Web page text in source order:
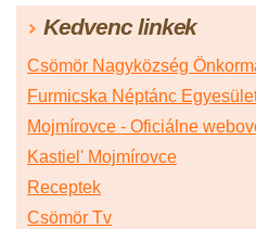
Kedvenc linkek
Csömör Nagyközség
Furmicska Néptánc
Mojmírovce - Oficiálne
Kastiel' Mojmírovce
Receptek
Csömör Tv